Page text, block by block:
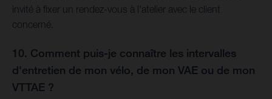
invité à fixer un rendez-vous à l'atelier avec le client
concerné.
10. Comment puis-je connaître les intervalles
d'entretien de mon vélo, de mon VAE ou de mon
VTTAE ?